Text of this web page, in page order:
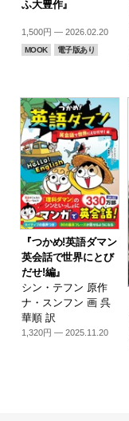
ふ大豊作』
1,500円 — 2026.02.20
MOOK 電子版あり
『つかめ!英語ダマン
英会話で世界にとび
だせ!編』
シン・テフン 原作
ナ・スンフン 画 呉
華順 訳
1,320円 — 2025.11.20